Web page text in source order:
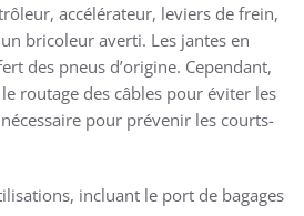
accélérateur, leviers de frein,
bricoleur averti. Les jantes en
des pneus d’origine. Cependant,
routage des câbles pour éviter les
pour prévenir les courts-
incluant le port de bagages